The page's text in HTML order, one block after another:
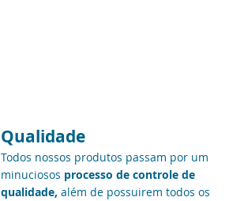
Qualidade
Todos nossos produtos passam por um
minuciosos processo de controle de
qualidade, além de possuirem todos os